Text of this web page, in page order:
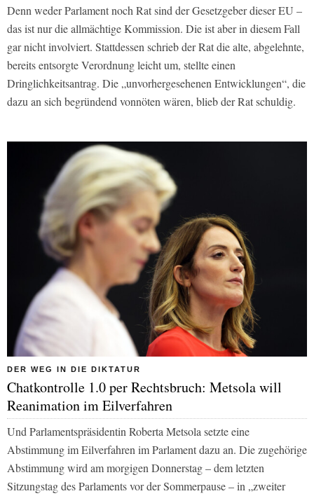
Denn weder Parlament noch Rat sind der Gesetzgeber dieser EU –
das ist nur die allmächtige Kommission. Die ist aber in diesem Fall
gar nicht involviert. Stattdessen schrieb der Rat die alte, abgelehnte,
bereits entsorgte Verordnung leicht um, stellte einen
Dringlichkeitsantrag. Die „unvorhergesehenen Entwicklungen“, die
dazu an sich begründend vonnöten wären, blieb der Rat schuldig.
DER WEG IN DIE DIKTATUR
Chatkontrolle 1.0 per Rechtsbruch: Metsola will
Reanimation im Eilverfahren
Und Parlamentspräsidentin Roberta Metsola setzte eine
Abstimmung im Eilverfahren im Parlament dazu an. Die zugehörige
Abstimmung wird am morgigen Donnerstag – dem letzten
Sitzungstag des Parlaments vor der Sommerpause – in „zweiter